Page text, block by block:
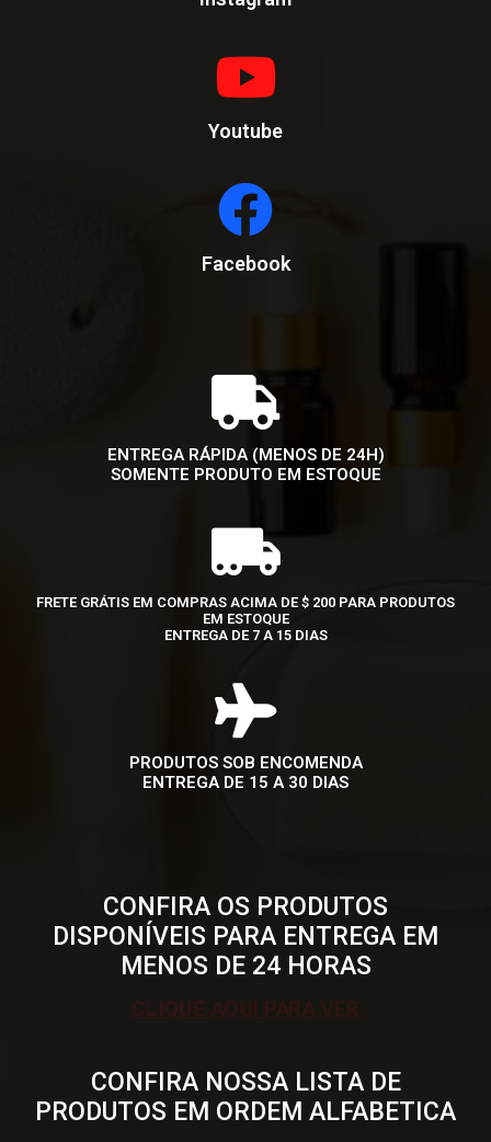
Youtube
Facebook
ENTREGA RÁPIDA (MENOS DE 24H)
SOMENTE PRODUTO EM ESTOQUE
FRETE GRÁTIS EM COMPRAS ACIMA DE $ 200 PARA PRODUTOS
EM ESTOQUE
ENTREGA DE 7 A 15 DIAS
PRODUTOS SOB ENCOMENDA
ENTREGA DE 15 A 30 DIAS
CONFIRA OS PRODUTOS
DISPONÍVEIS PARA ENTREGA EM
MENOS DE 24 HORAS
CONFIRA NOSSA LISTA DE
PRODUTOS EM ORDEM ALFABETICA